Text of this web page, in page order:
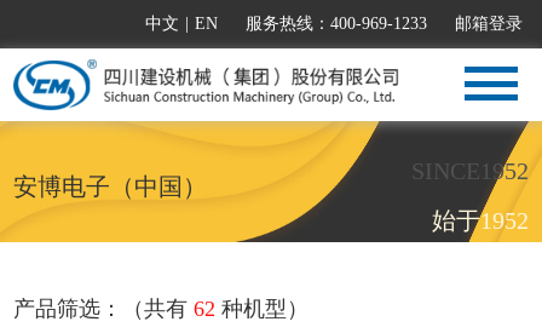
中文 EN 服务热线：400-969-1233 邮箱登录
安博电子（中国）
SINCE1952
始于1952
产品筛选：（共有62 种机型）